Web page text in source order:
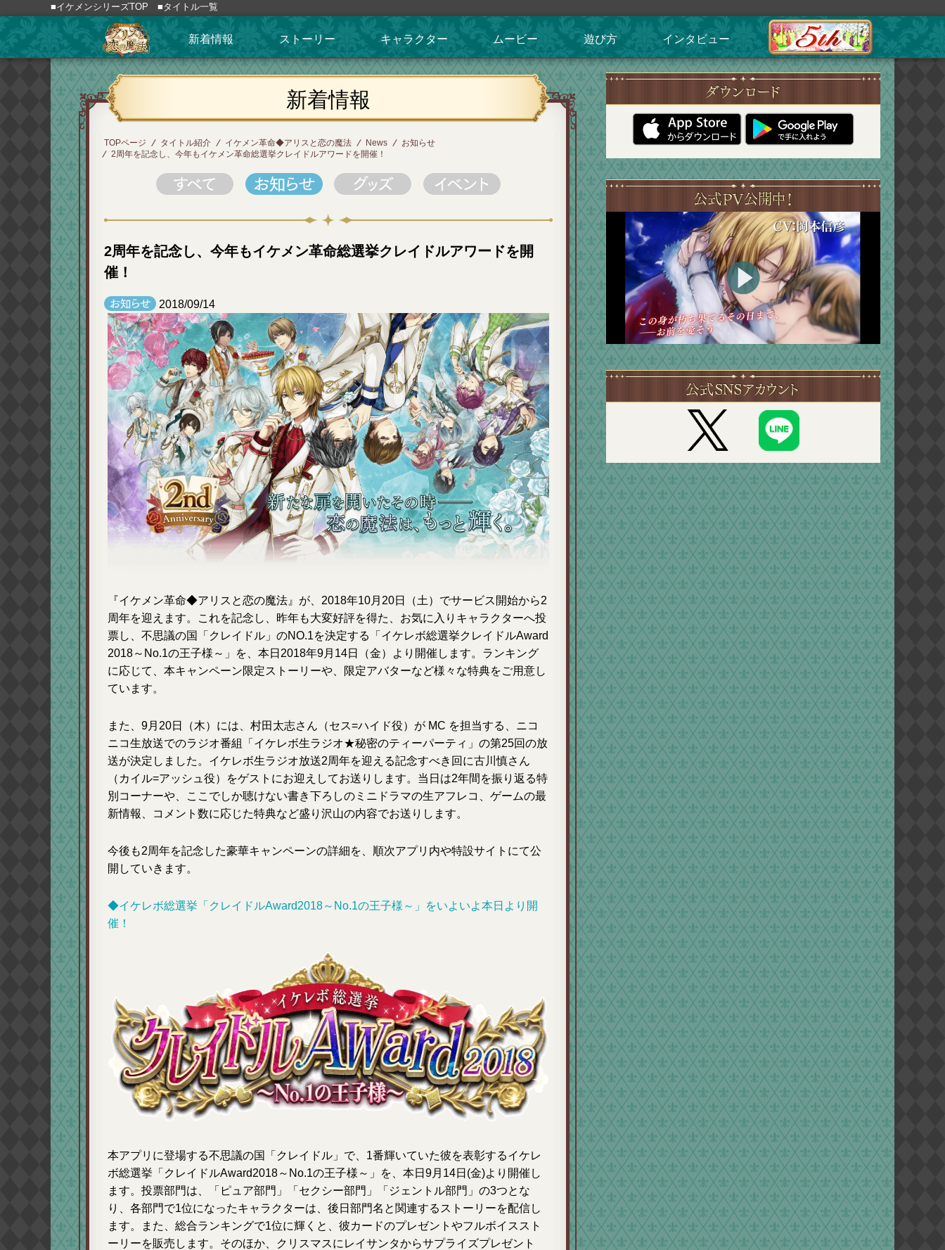
■イケメンシリーズTOP ■タイトル一覧
新着情報 ストーリー キャラクター ムービー 遊び方 インタビュー
新着情報
TOPページ タイトル紹介 イケメン革命◆アリスと恋の魔法 News
お知らせ
2周年を記念し、今年もイケメン革命総選挙クレイドルアワードを開催！
2周年を記念し、今年もイケメン革命総選挙クレイドルアワードを開
催！
2018/09/14
『イケメン革命◆アリスと恋の魔法』が、2018年10月20日（土）でサービス開始から2
周年を迎えます。これを記念し、昨年も大変好評を得た、お気に入りキャラクターへ投
票し、不思議の国「クレイドル」のNO.1を決定する「イケレボ総選挙クレイドルAward
2018～No.1の王子様～」を、本日2018年9月14日（金）より開催します。ランキング
に応じて、本キャンペーン限定ストーリーや、限定アバターなど様々な特典をご用意し
ています。
また、9月20日（木）には、村田太志さん（セス=ハイド役）が MC を担当する、ニコ
ニコ生放送でのラジオ番組「イケレボ生ラジオ★秘密のティーパーティ」の第25回の放
送が決定しました。イケレボ生ラジオ放送2周年を迎える記念すべき回に古川慎さん
（カイル=アッシュ役）をゲストにお迎えしてお送りします。当日は2年間を振り返る特
別コーナーや、ここでしか聴けない書き下ろしのミニドラマの生アフレコ、ゲームの最
新情報、コメント数に応じた特典など盛り沢山の内容でお送りします。
今後も2周年を記念した豪華キャンペーンの詳細を、順次アプリ内や特設サイトにて公
開していきます。
◆イケレボ総選挙「クレイドルAward2018～No.1の王子様～」をいよいよ本日より開
催！
本アプリに登場する不思議の国「クレイドル」で、1番輝いていた彼を表彰するイケレ
ボ総選挙「クレイドルAward2018～No.1の王子様～」を、本日9月14日(金)より開催し
ます。投票部門は、「ピュア部門」「セクシー部門」「ジェントル部門」の3つとな
り、各部門で1位になったキャラクターは、後日部門名と関連するストーリーを配信し
ます。また、総合ランキングで1位に輝くと、彼カードのプレゼントやフルボイススト
ーリーを販売します。そのほか、クリスマスにレイサンタからサプライズプレゼント